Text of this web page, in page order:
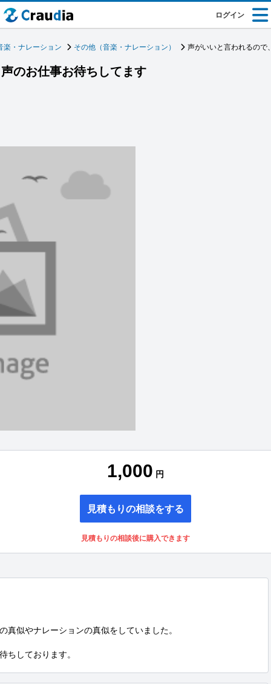
ログイン
楽・ナレーション その他（音楽・ナレーション） 声がいいと言われるので
のお仕事お待ちしてます
1,000 円
見積もりの相談をする
見積もりの相談後に購入できます
真似やナレーションの真似をしていました。
ちしております。